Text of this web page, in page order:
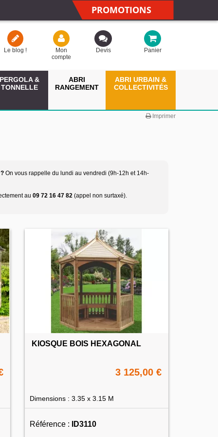
PROMOTIONS
Le blog !
Mon
compte
Devis Panier
PERGOLA &
TONNELLE
ABRI
RANGEMENT
ABRI URBAIN &
COLLECTIVITÉS
Imprimer
On vous rappelle du lundi au vendredi (9h-12h et 14h-
au 09 72 16 47 82 (appel non surtaxé).
KIOSQUE BOIS HEXAGONAL
3 125,00 €
Dimensions : 3.35 x 3.15 M
Référence : ID3110